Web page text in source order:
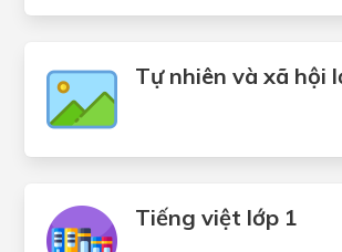
Tự nhiên và xã hội
Tiếng việt lớp 1